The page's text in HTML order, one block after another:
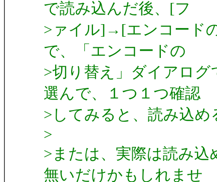
で読み込んだ後、[フ
>ァイル]→[エンコード
で、「エンコードの
>切り替え」ダイアロ
選んで、１つ１つ確認
>してみると、読み込
>
>または、実際は読み
無いだけかもしれませ